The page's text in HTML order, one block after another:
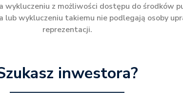
wykluczeniu z możliwości dostępu do środków
wykluczeniu takiemu nie podlegają osoby
reprezentacji.
inwestora?